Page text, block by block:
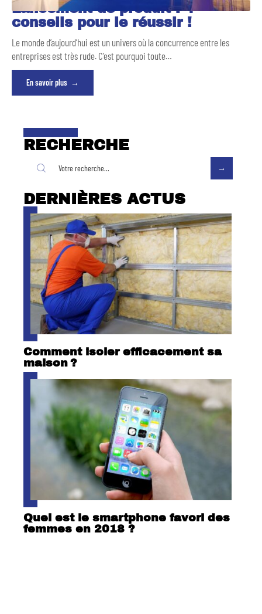
Lancement de produit : 4
conseils pour le réussir !
Le monde d’aujourd’hui est un univers où la concurrence entre les
entreprises est très rude. C’est pourquoi toute…
En savoir plus
RECHERCHE
DERNIÈRES ACTUS
Comment isoler efficacement sa
maison ?
Quel est le smartphone favori des
femmes en 2018 ?